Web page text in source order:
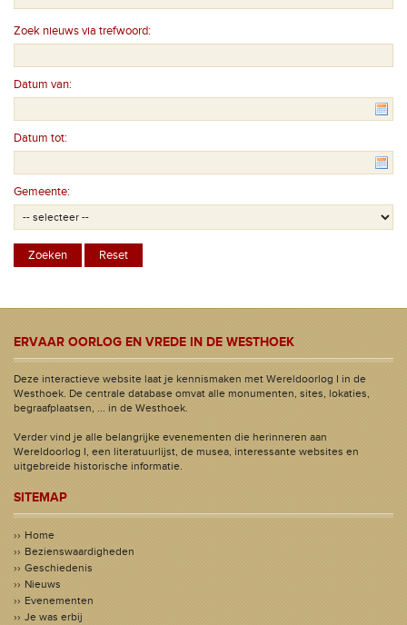
Zoek nieuws via trefwoord:
Datum van:
Datum tot:
Gemeente:
ERVAAR OORLOG EN VREDE IN DE WESTHOEK
Deze interactieve website laat je kennismaken met Wereldoorlog I in de
Westhoek. De centrale database omvat alle monumenten, sites, lokaties,
begraafplaatsen, ... in de Westhoek.
Verder vind je alle belangrijke evenementen die herinneren aan
Wereldoorlog I, een literatuurlijst, de musea, interessante websites en
uitgebreide historische informatie.
SITEMAP
Home
Bezienswaardigheden
Geschiedenis
Nieuws
Evenementen
Je was erbij